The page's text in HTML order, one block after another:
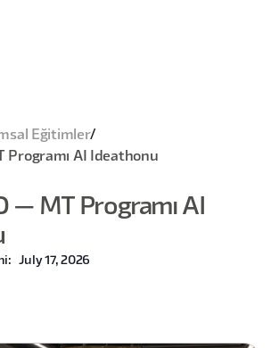
Eğitimler/
Programı AI Ideathonu
— MT Programı AI
July 17, 2026